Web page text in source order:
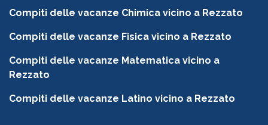
Compiti delle vacanze Chimica vicino a Rezzato
Compiti delle vacanze Fisica vicino a Rezzato
Compiti delle vacanze Matematica vicino a
Rezzato
Compiti delle vacanze Latino vicino a Rezzato